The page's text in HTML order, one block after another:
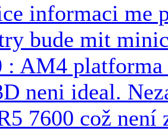
informaci me
bude mit
AM4 platforma
neni ideal.
7600 což není